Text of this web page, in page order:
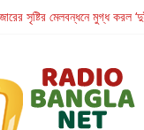
সৃষ্টির মেলবন্ধনে মুগ্ধ করল
Thought-Provoking
‘তুমি এলে তাই’